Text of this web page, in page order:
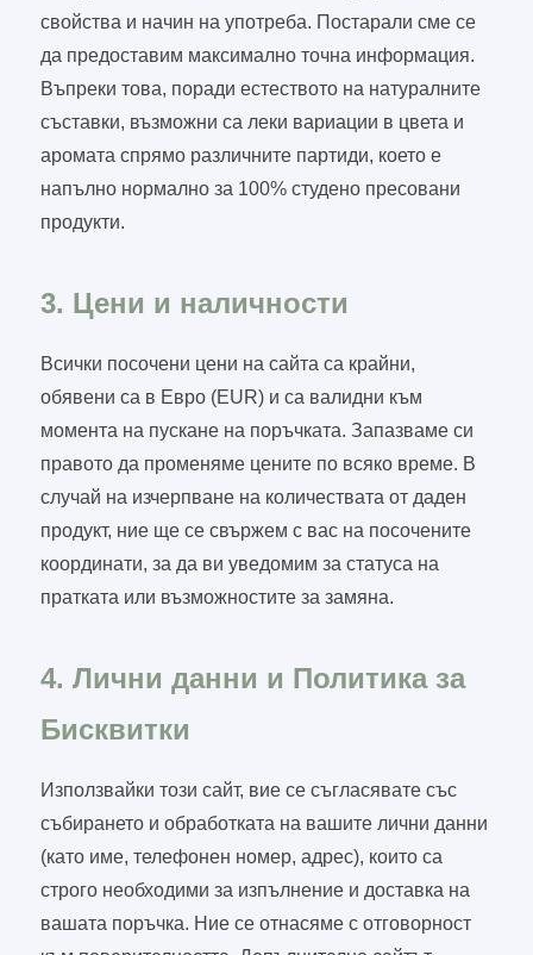
свойства и начин на употреба. Постарали сме се
да предоставим максимално точна информация.
Въпреки това, поради естеството на натуралните
съставки, възможни са леки вариации в цвета и
аромата спрямо различните партиди, което е
напълно нормално за 100% студено пресовани
продукти.
3. Цени и наличности
Всички посочени цени на сайта са крайни,
обявени са в Евро (EUR) и са валидни към
момента на пускане на поръчката. Запазваме си
правото да променяме цените по всяко време. В
случай на изчерпване на количествата от даден
продукт, ние ще се свържем с вас на посочените
координати, за да ви уведомим за статуса на
пратката или възможностите за замяна.
4. Лични данни и Политика за
Бисквитки
Използвайки този сайт, вие се съгласявате със
събирането и обработката на вашите лични данни
(като име, телефонен номер, адрес), които са
строго необходими за изпълнение и доставка на
вашата поръчка. Ние се отнасяме с отговорност